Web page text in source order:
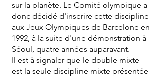
sur la planète. Le Comité olympique a
donc décidé d'inscrire cette discipline
aux Jeux Olympiques de Barcelone en
1992, à la suite d'une démonstration à
Séoul, quatre années auparavant.
Il est à signaler que le double mixte
est la seule discipline mixte présentée